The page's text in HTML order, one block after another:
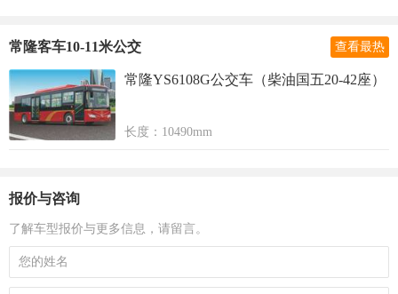
常隆客车10-11米公交 查看最热
常隆YS6108G公交车（柴油国五20-42座）
长度：10490mm
报价与咨询
了解车型报价与更多信息，请留言。